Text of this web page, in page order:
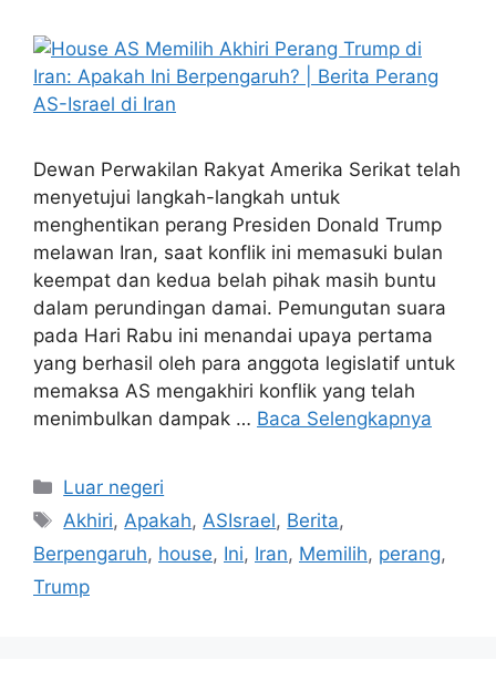
Dewan Perwakilan Rakyat Amerika Serikat telah
menyetujui langkah-langkah untuk
menghentikan perang Presiden Donald Trump
melawan Iran, saat konflik ini memasuki bulan
keempat dan kedua belah pihak masih buntu
dalam perundingan damai. Pemungutan suara
pada Hari Rabu ini menandai upaya pertama
yang berhasil oleh para anggota legislatif untuk
memaksa AS mengakhiri konflik yang telah
menimbulkan dampak … Baca Selengkapnya
Kategori
Luar negeri
Tag
Akhiri,Apakah,ASIsrael, Berita,
Berpengaruh, house, Ini, Iran, Memilih, perang,
Trump